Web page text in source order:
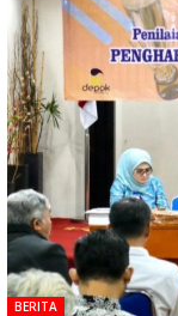
BERITA